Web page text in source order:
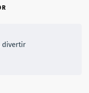
divertir